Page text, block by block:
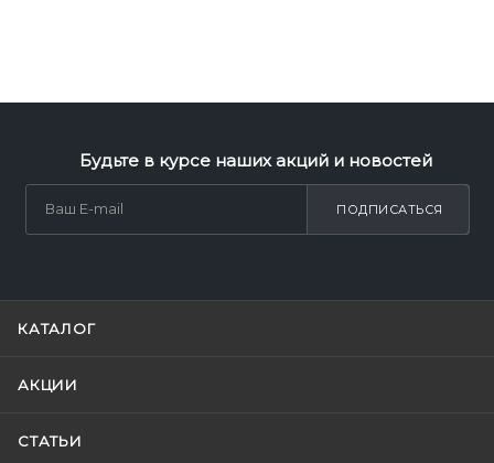
Будьте в курсе наших акций и новостей
ПОДПИСАТЬСЯ
КАТАЛОГ
АКЦИИ
СТАТЬИ